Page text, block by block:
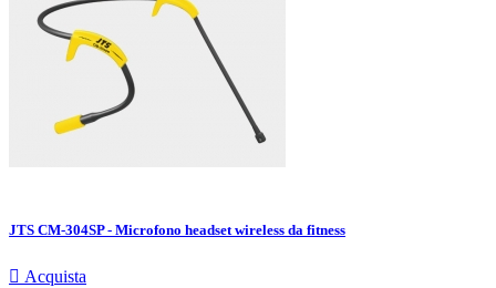
JTS CM-304SP - Microfono headset wireless da fitness
 Acquista